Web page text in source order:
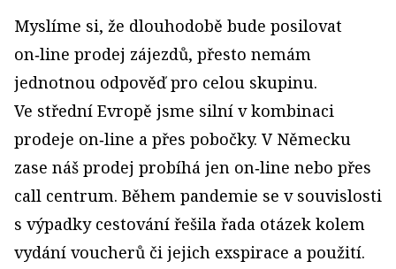
Myslíme si, že dlouhodobě bude posilovat
on‑line prodej zájezdů, přesto nemám
jednotnou odpověď pro celou skupinu.
Ve střední Evropě jsme silní v kombinaci
prodeje on‑line a přes pobočky. V Německu
zase náš prodej probíhá jen on‑line nebo přes
call centrum. Během pandemie se v souvislosti
s výpadky cestování řešila řada otázek kolem
vydání voucherů či jejich exspirace a použití.